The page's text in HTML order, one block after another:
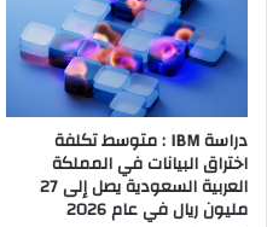
دراسة IBM : متوسط تكلفة
اختراق البيانات في المملكة
العربية السعودية يصل إلى 27
مليون ريال في عام 2026